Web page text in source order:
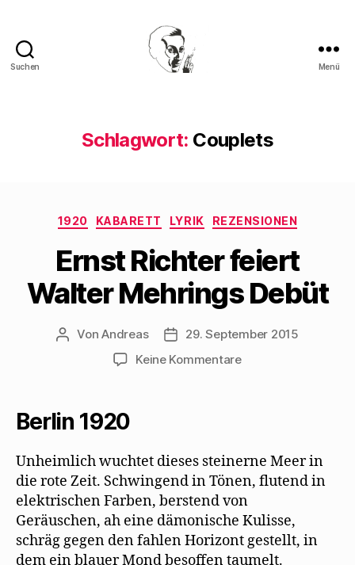
Suchen Menü
Schlagwort: Couplets
Kategorien
1920 KABARETT LYRIK REZENSIONEN
Ernst Richter feiert
Walter Mehrings Debüt
Beitragsautor
VonAndreas Beitragsdatum
29. September 2015
Keine Kommentarezu
Debüt
Berlin 1920
Unheimlich wuchtet dieses steinerne Meer in
die rote Zeit. Schwingend in Tönen, ﬂutend in
elektrischen Farben, berstend von
Geräuschen, ah eine dämonische Kulisse,
schräg gegen den fahlen Horizont gestellt, in
dem ein blauer Mond besoffen taumelt.